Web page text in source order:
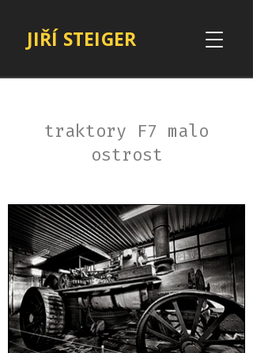
JIŘÍ STEIGER
traktory F7 malo
ostrost